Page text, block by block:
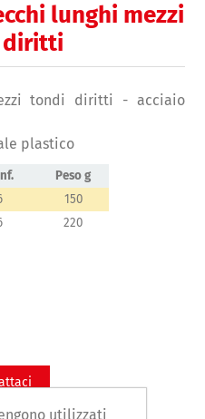
lunghi mezzi
tondi diritti - acciaio
plastico
Peso g
150
220
utilizzati